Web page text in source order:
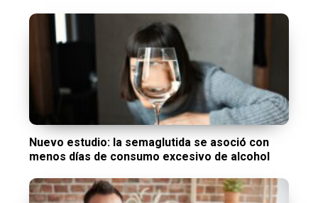
Nuevo estudio: la semaglutida se asoció con
menos días de consumo excesivo de alcohol